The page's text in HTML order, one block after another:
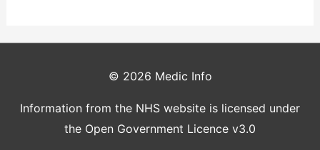
© 2026 Medic Info
Information from the NHS website is licensed under
the Open Government Licence v3.0